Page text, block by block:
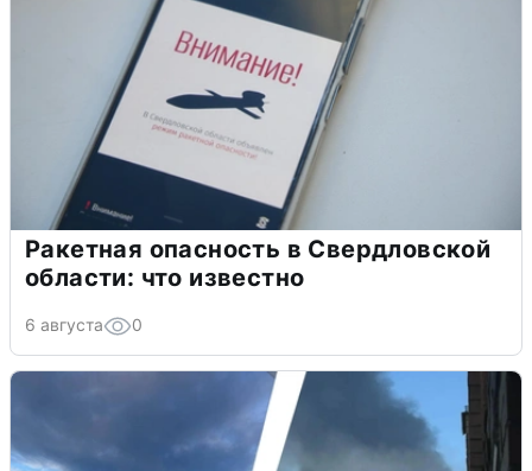
Ракетная опасность в Свердловской
области: что известно
6 августа 0